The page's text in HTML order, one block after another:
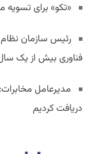
«تکو» برای تسویه
رئیس سازمان
فناوری بیش از یک
دریافت کردیم